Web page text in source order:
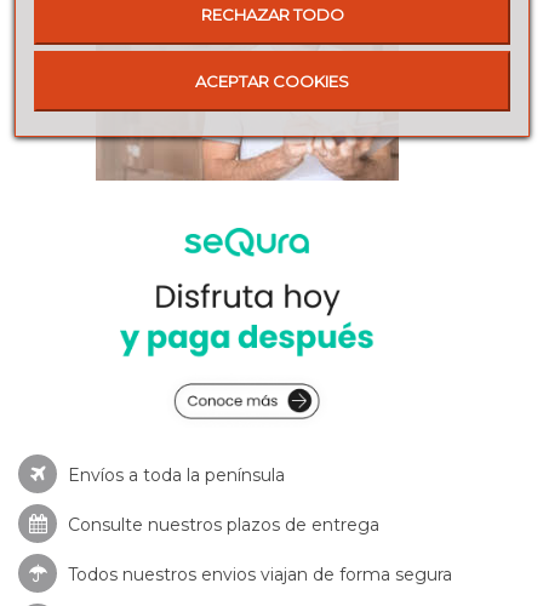
Envíos a toda la península
Consulte nuestros plazos de entrega
Todos nuestros envios viajan de forma segura
RECHAZAR TODO
ACEPTAR COOKIES